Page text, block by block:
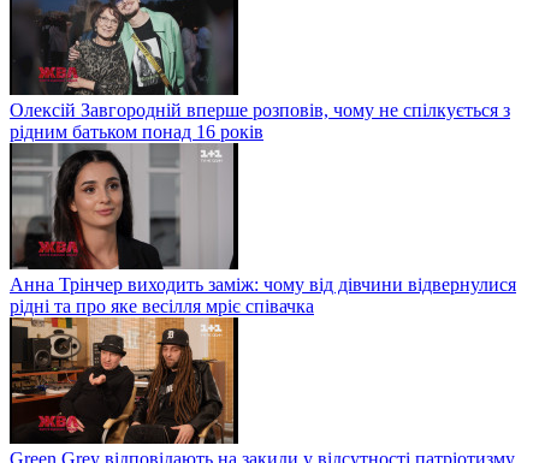
Олексій Завгородній вперше розповів, чому не спілкується з
рідним батьком понад 16 років
Анна Трінчер виходить заміж: чому від дівчини відвернулися
рідні та про яке весілля мріє співачка
Green Grey відповідають на закиди у відсутності патріотизму